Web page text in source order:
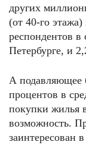
других
(от 40-го
респондентов
Петербурге, и
А подавляющее
процентов в
покупки жилья
возможность.
заинтересован